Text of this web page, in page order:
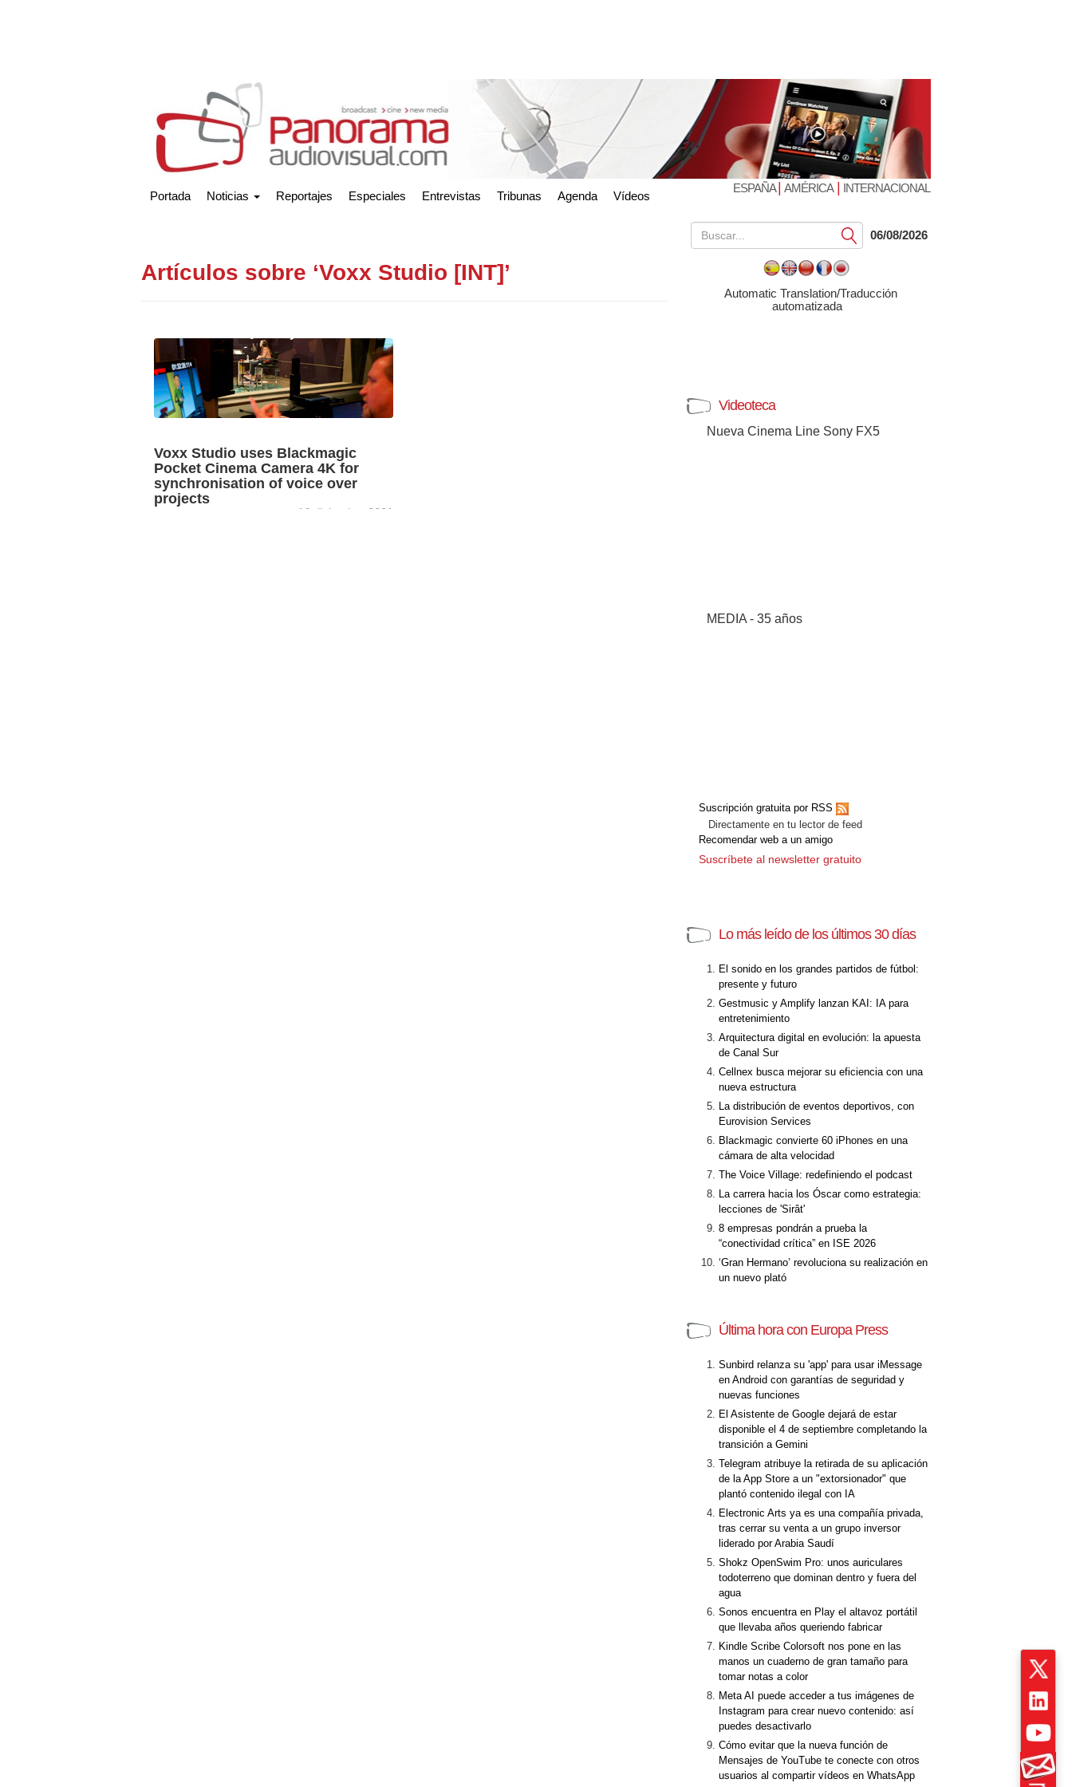
Portada Noticias Reportajes Especiales Entrevistas Tribunas Agenda Vídeos
ESPAÑA| AMÉRICA| INTERNACIONAL
Artículos sobre ‘Voxx Studio [INT]’
Voxx Studio uses Blackmagic
Pocket Cinema Camera 4K for
synchronisation of voice over
projects
16 diciembre 2021
Submit06/08/2026
Automatic Translation/Traducción
automatizada
Videoteca
Nueva Cinema Line Sony FX5
MEDIA - 35 años
Suscripción gratuita por RSS
Directamente en tu lector de feed
Recomendar web a un amigo
Suscríbete al newsletter gratuito
Lo más leído de los últimos 30 días
El sonido en los grandes partidos de fútbol:
presente y futuro
Gestmusic y Amplify lanzan KAI: IA para
entretenimiento
Arquitectura digital en evolución: la apuesta
de Canal Sur
Cellnex busca mejorar su eficiencia con una
nueva estructura
La distribución de eventos deportivos, con
Eurovision Services
Blackmagic convierte 60 iPhones en una
cámara de alta velocidad
The Voice Village: redefiniendo el podcast
La carrera hacia los Óscar como estrategia:
lecciones de 'Sirât'
8 empresas pondrán a prueba la
“conectividad crítica” en ISE 2026
‘Gran Hermano’ revoluciona su realización en
un nuevo plató
Última hora con Europa Press
Sunbird relanza su 'app' para usar iMessage
en Android con garantías de seguridad y
nuevas funciones
El Asistente de Google dejará de estar
disponible el 4 de septiembre completando la
transición a Gemini
Telegram atribuye la retirada de su aplicación
de la App Store a un "extorsionador" que
plantó contenido ilegal con IA
Electronic Arts ya es una compañía privada,
tras cerrar su venta a un grupo inversor
liderado por Arabia Saudí
Shokz OpenSwim Pro: unos auriculares
todoterreno que dominan dentro y fuera del
agua
Sonos encuentra en Play el altavoz portátil
que llevaba años queriendo fabricar
Kindle Scribe Colorsoft nos pone en las
manos un cuaderno de gran tamaño para
tomar notas a color
Meta AI puede acceder a tus imágenes de
Instagram para crear nuevo contenido: así
puedes desactivarlo
Cómo evitar que la nueva función de
Mensajes de YouTube te conecte con otros
usuarios al compartir vídeos en WhatsApp